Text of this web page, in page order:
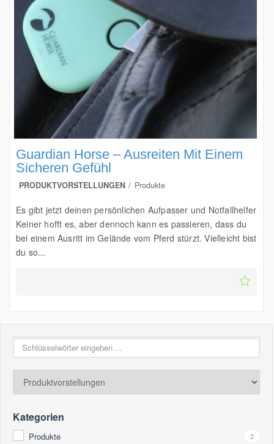
Guardian Horse – Ausreiten Mit Einem
Sicheren Gefühl
PRODUKTVORSTELLUNGEN Produkte
Es gibt jetzt deinen persönlichen Aufpasser und Notfallhelfer
Keiner hofft es, aber dennoch kann es passieren, dass du
bei einem Ausritt im Gelände vom Pferd stürzt. Vielleicht bist
du so...
Kategorien
Produkte 2